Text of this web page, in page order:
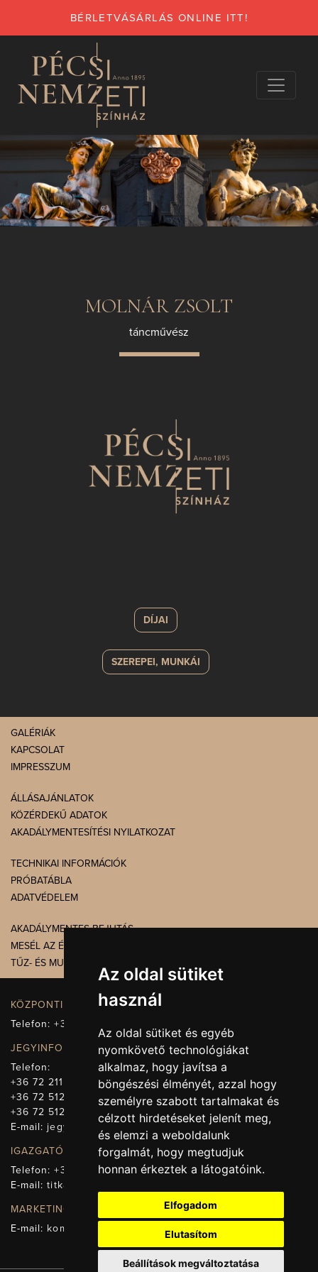
Az oldal sütiket
használ
Az oldal sütiket és egyéb
nyomkövető technológiákat
alkalmaz, hogy javítsa a
böngészési élményét, azzal hogy
személyre szabott tartalmakat és
célzott hirdetéseket jelenít meg,
és elemzi a weboldalunk
forgalmát, hogy megtudjuk
honnan érkeztek a látogatóink.
Elfogadom
Elutasítom
Beállítások megváltoztatása
BÉRLETVÁSÁRLÁS ONLINE ITT!
MOLNÁR ZSOLT
táncművész
DÍJAI
SZEREPEI, MUNKÁI
GALÉRIÁK
KAPCSOLAT
IMPRESSZUM
ÁLLÁSAJÁNLATOK
KÖZÉRDEKŰ ADATOK
AKADÁLYMENTESÍTÉSI NYILATKOZAT
TECHNIKAI INFORMÁCIÓK
PRÓBATÁBLA
ADATVÉDELEM
AKADÁLYMENTES BEJUTÁS
MESÉL AZ ÉPÜLET
TŰZ- ÉS MUNKAVÉDELEM
KÖZPONTI ELÉRHETŐSÉG, TELEFONKÖZPONT
Telefon:+36 72 512-660
JEGYINFORMÁCIÓ
Telefon:
+36 72 211-965
+36 72 512-669
+36 72 512-675
E-mail: jegy@pnsz.hu
IGAZGATÓSÁG, TITKÁRSÁG
Telefon:+36 72 512-671
E-mail:titkarsag@pnsz.hu
MARKETING, SAJTÓ, KOMMUNIKÁCIÓ
E-mail: kommunikacio@pnsz.hu